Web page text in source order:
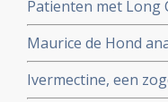
Patienten met Long
vermoeidheid,
disfunctie, zelfs na
Maurice de Hond
opeenvolgende
Ivermectine, een